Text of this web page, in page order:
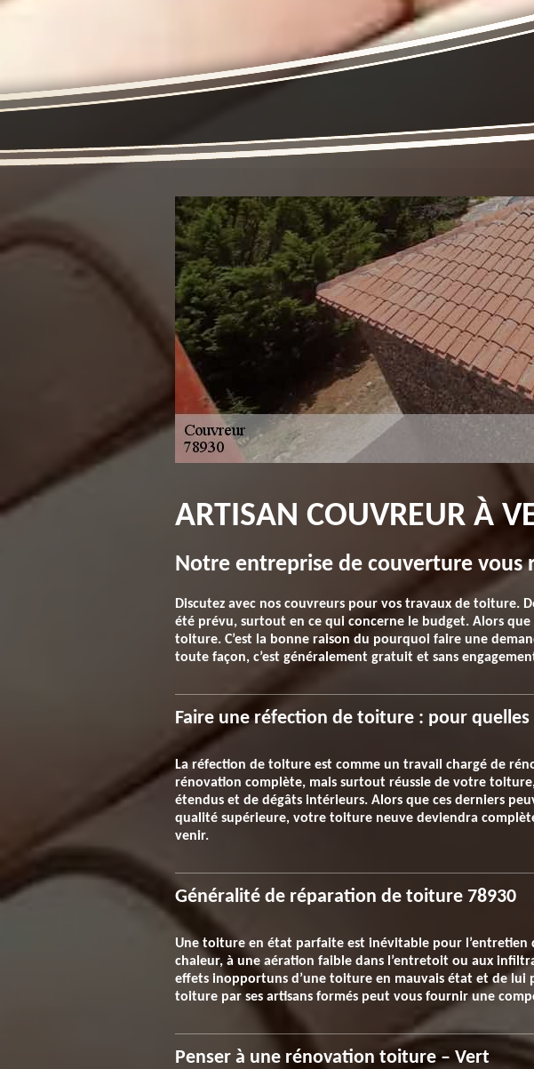
ARTISAN COUVREUR À
Notre entreprise de couverture vous
Discutez avec nos couvreurs pour vos travaux de toiture.
été prévu, surtout en ce qui concerne le budget. Alors
toiture. C’est la bonne raison du pourquoi faire une
toute façon, c’est généralement gratuit et sans
Faire une réfection de toiture : pour quelles
La réfection de toiture est comme un travail chargé de
rénovation complète, mais surtout réussie de votre
étendus et de dégâts intérieurs. Alors que ces derniers
qualité supérieure, votre toiture neuve deviendra
venir.
Généralité de réparation de toiture 78930
Une toiture en état parfaite est inévitable pour l’entretien
chaleur, à une aération faible dans l’entretoit ou aux
effets inopportuns d’une toiture en mauvais état et de lui
toiture par ses artisans formés peut vous fournir une
Penser à une rénovation toiture – Vert